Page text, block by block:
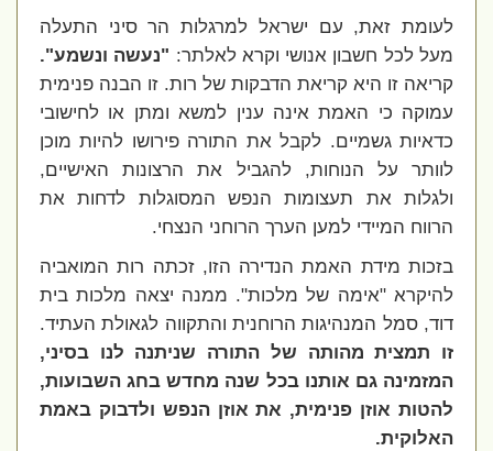
לעומת זאת, עם ישראל למרגלות הר סיני התעלה
מעל לכל חשבון אנושי וקרא לאלתר: "נעשה ונשמע".
קריאה זו היא קריאת הדבקות של רות. זו הבנה פנימית
עמוקה כי האמת אינה ענין למשא ומתן או לחישובי
כדאיות גשמיים. לקבל את התורה פירושו להיות מוכן
לוותר על הנוחות, להגביל את הרצונות האישיים,
ולגלות את תעצומות הנפש המסוגלות לדחות את
הרווח המיידי למען הערך הרוחני הנצחי.
בזכות מידת האמת הנדירה הזו, זכתה רות המואביה
להיקרא "אימה של מלכות". ממנה יצאה מלכות בית
דוד, סמל המנהיגות הרוחנית והתקווה לגאולת העתיד.
זו תמצית מהותה של התורה שניתנה לנו בסיני,
המזמינה גם אותנו בכל שנה מחדש בחג השבועות,
להטות אוזן פנימית, את אוזן הנפש ולדבוק באמת
האלוקית.